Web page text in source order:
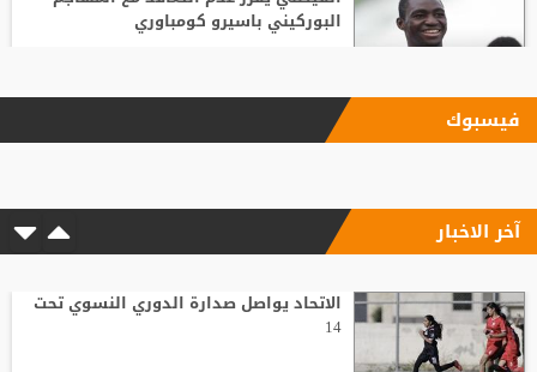
البوركيني باسيرو كومباوري
الاتحاد يواصل صدارة الدوري النسوي تحت 14
مأساة وفاة لاعب شاب
فيسبوك
آخر الاخبار
الاتحاد يواصل صدارة الدوري النسوي تحت
14